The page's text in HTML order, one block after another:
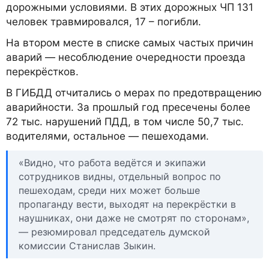
дорожными условиями. В этих дорожных ЧП 131
человек травмировался, 17 – погибли.
На втором месте в списке самых частых причин
аварий — несоблюдение очередности проезда
перекрёстков.
В ГИБДД отчитались о мерах по предотвращению
аварийности. За прошлый год пресечены более
72 тыс. нарушений ПДД, в том числе 50,7 тыс.
водителями, остальное — пешеходами.
«Видно, что работа ведётся и экипажи
сотрудников видны, отдельный вопрос по
пешеходам, среди них может больше
пропаганду вести, выходят на перекрёстки в
наушниках, они даже не смотрят по сторонам»,
— резюмировал председатель думской
комиссии Станислав Зыкин.